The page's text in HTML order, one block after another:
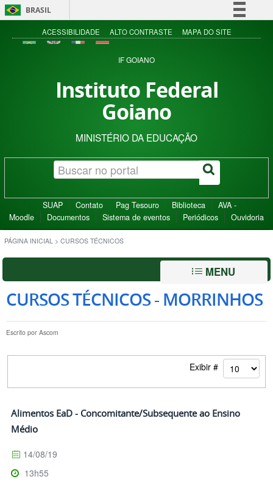
BRASIL
Simplifique!
Acesso à informação
ACESSIBILIDADE ALTO CONTRASTE MAPA DO SITE
IF GOIANO
Instituto Federal
Goiano
MINISTÉRIO DA EDUCAÇÃO
SUAP Contato Pag Tesouro Biblioteca
AVA -
Moodle
Documentos Sistema de eventos Periódicos Ouvidoria
PÁGINA INICIAL > CURSOS TÉCNICOS
MENU
CURSOS TÉCNICOS - MORRINHOS
Escrito por Ascom
Exibir #
Alimentos EaD - Concomitante/Subsequente ao Ensino
Médio
14/08/19
13h55